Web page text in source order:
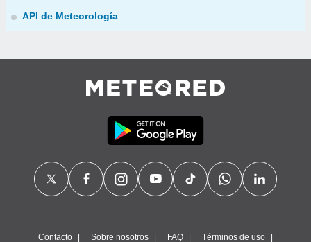
API de Meteorología
Contacto Sobre nosotros FAQ Términos de uso